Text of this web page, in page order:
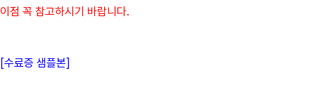
이점 꼭 참고하시기 바랍니다.
[수료증 샘플본]